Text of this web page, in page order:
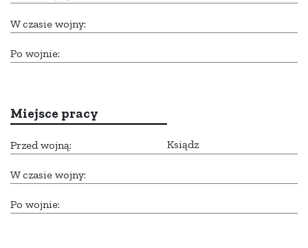
W czasie wojny:
Po wojnie:
Miejsce pracy
Przed wojną: Ksiądz
W czasie wojny:
Po wojnie: